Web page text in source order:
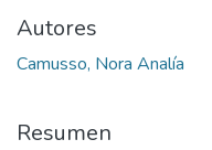
Autores
Camusso, Nora Analía
Resumen